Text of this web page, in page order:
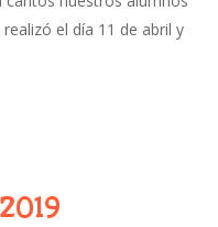
realizó el día 11 de abril y